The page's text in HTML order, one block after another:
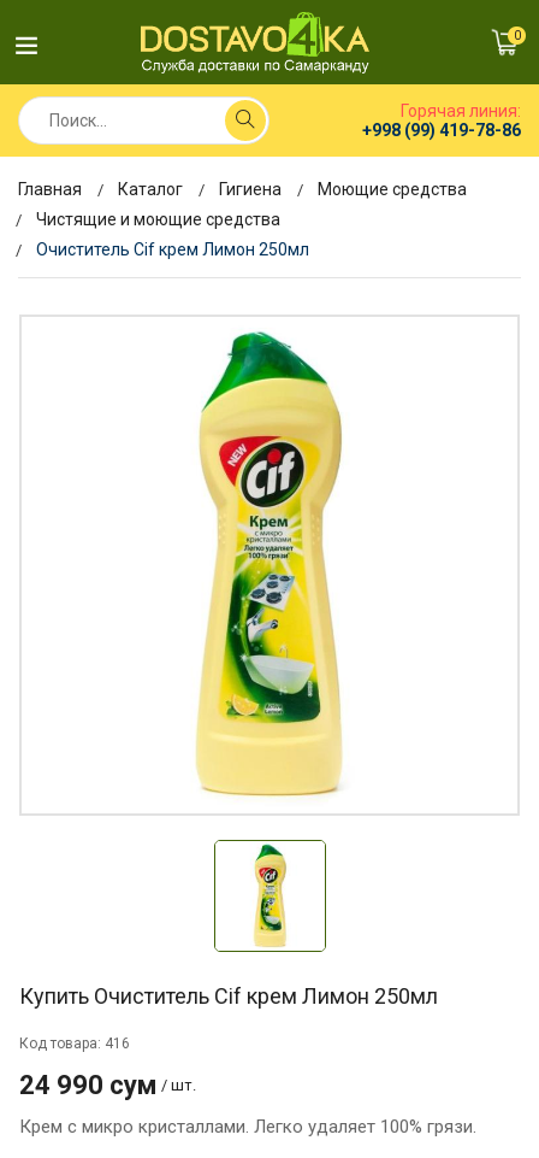
0
Горячая линия:
+998 (99) 419-78-86
Главная Каталог Гигиена
Моющие средства
Чистящие и моющие средства
Очиститель Cif крем Лимон 250мл
Купить Очиститель Cif крем Лимон 250мл
Код товара: 416
24 990 сум / шт.
Крем с микро кристаллами. Легко удаляет 100% грязи.